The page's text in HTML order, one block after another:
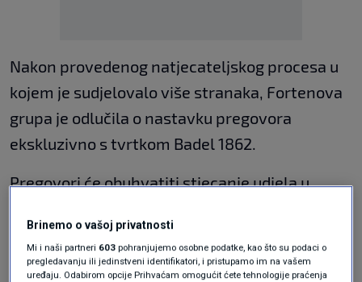
Nakon provedenog natjecateljskog procesa u
kojem je sudjelovalo više stranaka, Fortenova
grupa je odlučila o nastavku pregovora
ekskluzivno s tvrtkom Badel 1862.
Pregovori će obuhvatiti stjecanje udjela u
(Srbija), Sarajevski Kiseljak (BiH) te Jamnica
Ljubljana (Slovenija).
Brinemo o vašoj privatnosti
Mi i naši partneri 603 pohranjujemo osobne podatke, kao što su podaci o
pregledavanju ili jedinstveni identifikatori, i pristupamo im na vašem
uređaju. Odabirom opcije Prihvaćam omogućit ćete tehnologije praćenja